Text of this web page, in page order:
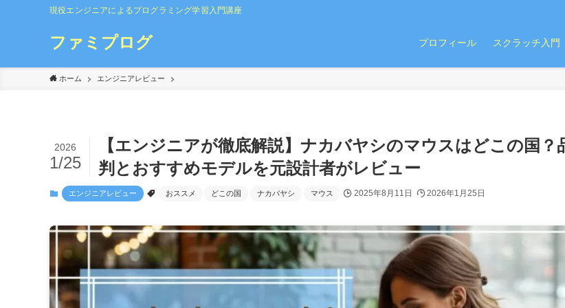
現役エンジニアによるプログラミング学習入門講座
ファミプログ プロフィール スクラッチ入門
ホーム エンジニアレビュー
【エンジニアが徹底解説】ナカバヤシのマウスはどこの国？
判とおすすめモデルを元設計者がレビュー
2026
1/25
エンジニアレビュー おススメ どこの国 ナカバヤシ マウス 2025年8月11日 2026年1月25日